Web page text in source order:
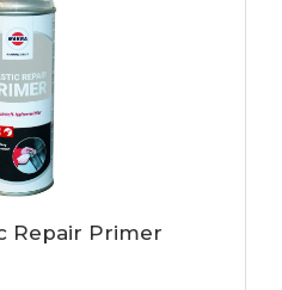
Repair Primer